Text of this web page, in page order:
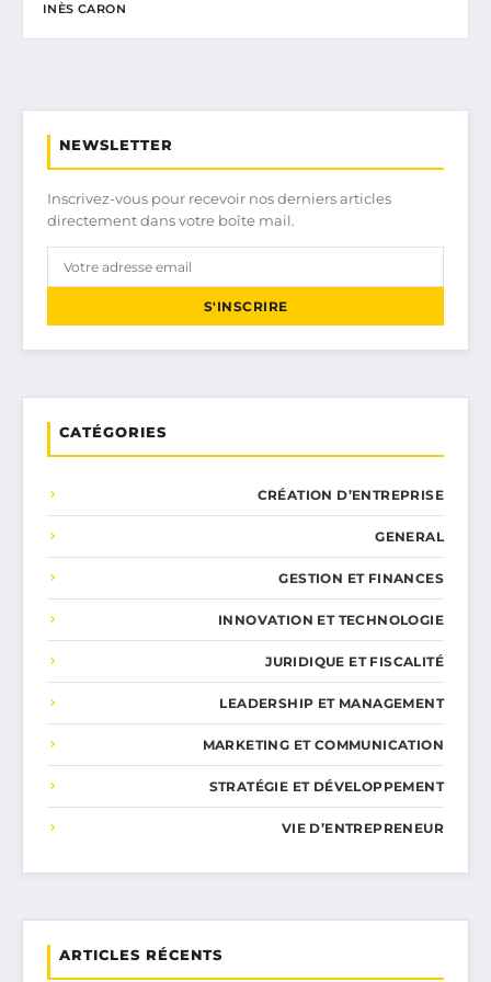
INÈS CARON
NEWSLETTER
Inscrivez-vous pour recevoir nos derniers articles
directement dans votre boîte mail.
S'INSCRIRE
CATÉGORIES
CRÉATION D’ENTREPRISE
GENERAL
GESTION ET FINANCES
INNOVATION ET TECHNOLOGIE
JURIDIQUE ET FISCALITÉ
LEADERSHIP ET MANAGEMENT
MARKETING ET COMMUNICATION
STRATÉGIE ET DÉVELOPPEMENT
VIE D’ENTREPRENEUR
ARTICLES RÉCENTS